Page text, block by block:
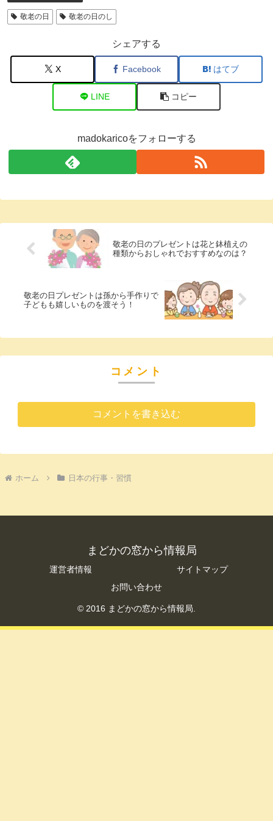
敬老の日 敬老の日のし
シェアする
X Facebook はてブ
LINE コピー
madokaricoをフォローする
敬老の日のプレゼントは花と鉢植えの
種類からおしゃれでおすすめなのは？
敬老の日プレゼントは孫から手作りで
子どもも嬉しいものを渡そう！
コメント
コメントを書き込む
ホーム 日本の行事・習慣
まどかの窓から情報局
運営者情報
サイトマップ
お問い合わせ
© 2016 まどかの窓から情報局.